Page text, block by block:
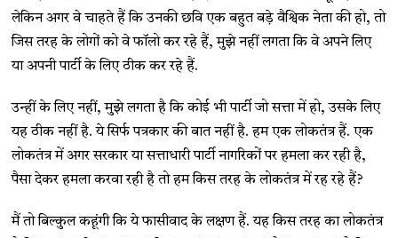
लेकिन अगर वे चाहते हैं कि उनकी छवि एक बहुत बड़े वैश्विक नेता की हो, तो
जिस तरह के लोगों को वे फॉलो कर रहे हैं, मुझे नहीं लगता कि वे अपने लिए
या अपनी पार्टी के लिए ठीक कर रहे हैं.
उन्हीं के लिए नहीं, मुझे लगता है कि कोई भी पार्टी जो सत्ता में हो, उसके लिए
यह ठीक नहीं है. ये सिर्फ पत्रकार की बात नहीं है. हम एक लोकतंत्र हैं. एक
लोकतंत्र में अगर सरकार या सत्ताधारी पार्टी नागरिकों पर हमला कर रही है,
पैसा देकर हमला करवा रही है तो हम किस तरह के लोकतंत्र में रह रहे हैं?
मैं तो बिल्कुल कहूंगी कि ये फासीवाद के लक्षण हैं. यह किस तरह का लोकतंत्र